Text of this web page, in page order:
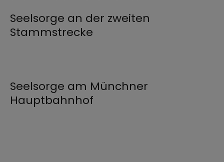
Seelsorge an der zweiten
Stammstrecke
Seelsorge am Münchner
Hauptbahnhof